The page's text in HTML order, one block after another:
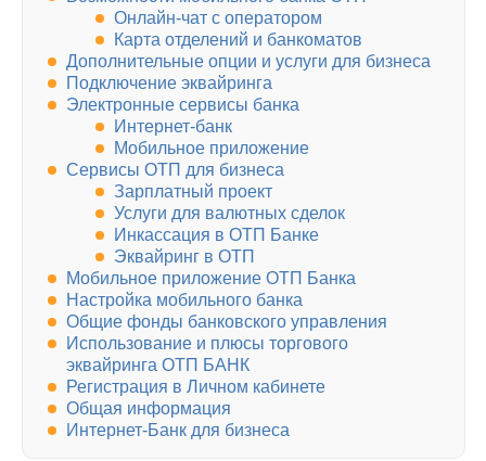
Онлайн-чат с оператором
Карта отделений и банкоматов
Дополнительные опции и услуги для бизнеса
Подключение эквайринга
Электронные сервисы банка
Интернет-банк
Мобильное приложение
Сервисы ОТП для бизнеса
Зарплатный проект
Услуги для валютных сделок
Инкассация в ОТП Банке
Эквайринг в ОТП
Мобильное приложение ОТП Банка
Настройка мобильного банка
Общие фонды банковского управления
Использование и плюсы торгового
эквайринга ОТП БАНК
Регистрация в Личном кабинете
Общая информация
Интернет-Банк для бизнеса